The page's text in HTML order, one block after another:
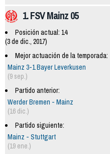
1. FSV Mainz 05
Posición actual: 14
(3 de dic., 2017)
Mejor actuación de la temporada:
Mainz 3-1 Bayer Leverkusen
(9 sep.)
Partido anterior:
Werder Bremen - Mainz
(16 dic.)
Partido siguiente:
Mainz - Stuttgart
(19 ene.)